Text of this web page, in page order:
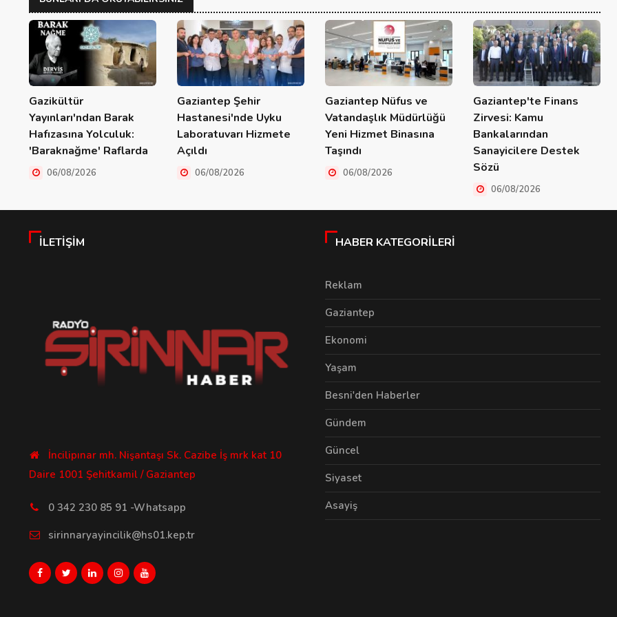
Gazikültür
Yayınları'ndan Barak
Hafızasına Yolculuk:
'Baraknağme' Raflarda
06/08/2026
Gaziantep Şehir
Hastanesi'nde Uyku
Laboratuvarı Hizmete
Açıldı
06/08/2026
Gaziantep Nüfus ve
Vatandaşlık Müdürlüğü
Yeni Hizmet Binasına
Taşındı
06/08/2026
Gaziantep'te Finans
Zirvesi: Kamu
Bankalarından
Sanayicilere Destek
Sözü
06/08/2026
İLETIŞIM
İncilipınar mh. Nişantaşı Sk. Cazibe İş mrk kat 10
Daire 1001 Şehitkamil / Gaziantep
0 342 230 85 91 -Whatsapp
sirinnaryayincilik@hs01.kep.tr
HABER KATEGORILERI
Reklam
Gaziantep
Ekonomi
Yaşam
Besni'den Haberler
Gündem
Güncel
Siyaset
Asayiş